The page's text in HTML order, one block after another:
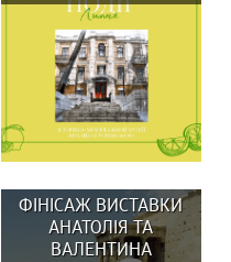
ФІНІСАЖ ВИСТАВКИ
АНАТОЛІЯ ТА
ВАЛЕНТИНА